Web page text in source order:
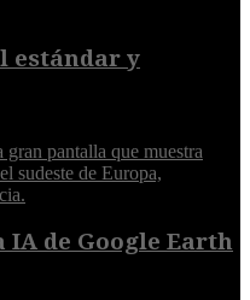
estándar y
de Google Earth